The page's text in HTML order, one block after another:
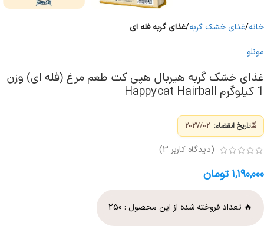
خانه غذای خشک گربه غذای گربه فله ای
مونلو
غذای خشک گربه هیربال هپی کت طعم مرغ (فله ای) وزن
1 کیلوگرم Happycat Hairball
⏳تاریخ انقضاء:
(دیدگاه کاربر 3
)
۱,۱۹۰,۰۰۰ تومان
🔥 تعداد فروخته شده از این محصول : 250